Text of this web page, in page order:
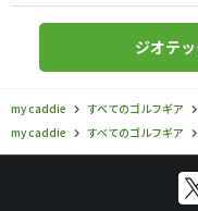
ジオテ
my caddie すべてのゴルフギア
my caddie
すべてのゴルフギア